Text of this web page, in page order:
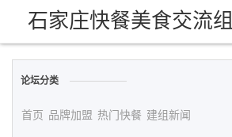
石家庄快餐美食交流组
论坛分类
首页 品牌加盟 热门快餐 建组新闻